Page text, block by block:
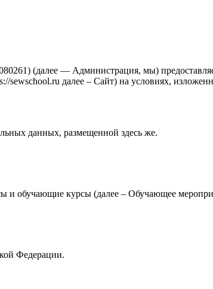
(далее — Администрация, мы)
sewschool.ru далее – Сайт) на условиях,
данных, размещенной здесь же.
и обучающие курсы (далее – Обучающее
Федерации.